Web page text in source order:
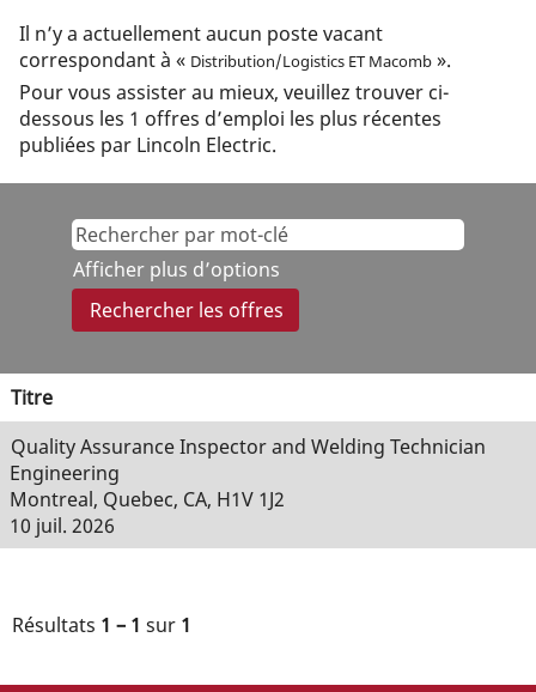
Il n’y a actuellement aucun poste vacant
correspondant à « Distribution/Logistics ET Macomb ».
Pour vous assister au mieux, veuillez trouver ci-
dessous les 1 offres d’emploi les plus récentes
publiées par Lincoln Electric.
Afficher plus d’options
Titre
Quality Assurance Inspector and Welding Technician
Engineering
Montreal, Quebec, CA, H1V 1J2
10 juil. 2026
Résultats 1 – 1 sur 1